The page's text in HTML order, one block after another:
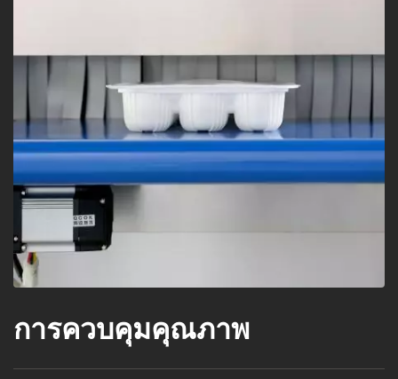
การควบคุมคุณภาพ